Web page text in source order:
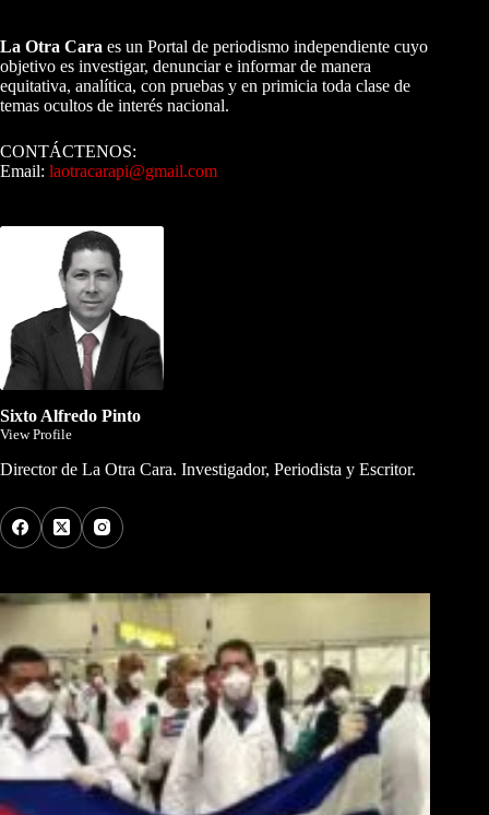
La Otra Cara es un Portal de periodismo independiente cuyo
objetivo es investigar, denunciar e informar de manera
equitativa, analítica, con pruebas y en primicia toda clase de
temas ocultos de interés nacional.
CONTÁCTENOS:
Email: laotracarapi@gmail.com
Sixto Alfredo Pinto
View Profile
Director de La Otra Cara. Investigador, Periodista y Escritor.